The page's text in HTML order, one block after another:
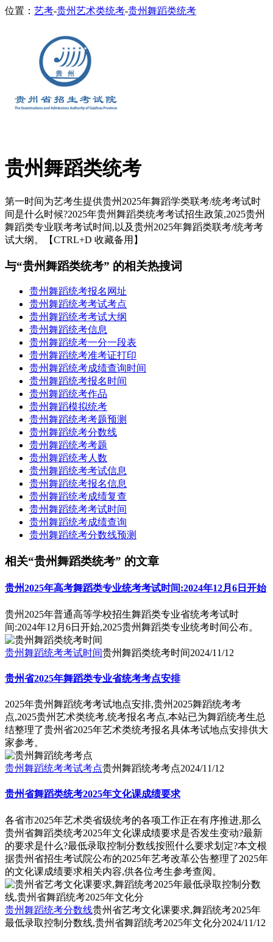
位置： 艺考-贵州艺术类统考-贵州舞蹈类统考
贵州舞蹈类统考
第一时间为艺考生提供贵州2025年舞蹈学类联考/统考考试时
间是什么时候?2025年贵州舞蹈类统考考试招生政策,2025贵州
舞蹈类专业联考考试时间,以及贵州2025年舞蹈类联考/统考考
试大纲。【CTRL+D 收藏备用】
与“贵州舞蹈类统考” 的相关热搜词
贵州舞蹈统考报名网址
贵州舞蹈统考考试考点
贵州舞蹈统考考试大纲
贵州舞蹈统考信息
贵州舞蹈统考一分一段表
贵州舞蹈统考准考证打印
贵州舞蹈统考成绩查询时间
贵州舞蹈统考报名时间
贵州舞蹈统考作品
贵州舞蹈模拟统考
贵州舞蹈统考考题预测
贵州舞蹈统考分数线
贵州舞蹈统考考题
贵州舞蹈统考人数
贵州舞蹈统考考试信息
贵州舞蹈统考报名信息
贵州舞蹈统考成绩复查
贵州舞蹈统考考试时间
贵州舞蹈统考成绩查询
贵州舞蹈统考分数线预测
相关“贵州舞蹈类统考” 的文章
贵州2025年高考舞蹈类专业统考考试时间:2024年12月6日开始
贵州2025年普通高等学校招生舞蹈类专业省统考考试时
间:2024年12月6日开始,2025贵州舞蹈类专业统考时间公布。
贵州舞蹈统考考试时间贵州舞蹈类统考时间2024/11/12
贵州省2025年舞蹈类专业省统考考点安排
2025年贵州舞蹈统考考试地点安排,贵州2025舞蹈统考考
点,2025贵州艺术类统考,统考报名考点,本站已为舞蹈统考生总
结整理了贵州省2025年艺术类统考报名具体考试地点安排供大
家参考。
贵州舞蹈统考考试考点贵州舞蹈统考考点2024/11/12
贵州省舞蹈类统考2025年文化课成绩要求
各省市2025年艺术类省级统考的各项工作正在有序推进,那么
贵州省舞蹈类统考2025年文化课成绩要求是否发生变动?最新
的要求是什么?最低录取控制分数线按照什么要求划定?本文根
据贵州省招生考试院公布的2025年艺考改革公告整理了2025年
的文化课成绩要求相关内容,供各位考生参考查阅。
贵州舞蹈统考分数线贵州省艺考文化课要求,舞蹈统考2025年
最低录取控制分数线,贵州省舞蹈统考2025年文化分2024/11/12